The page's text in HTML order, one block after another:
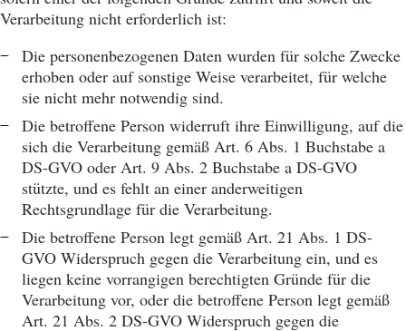
Verarbeitung nicht erforderlich ist:
Die personenbezogenen Daten wurden für solche Zwecke
erhoben oder auf sonstige Weise verarbeitet, für welche
sie nicht mehr notwendig sind.
Die betroffene Person widerruft ihre Einwilligung, auf die
sich die Verarbeitung gemäß Art. 6 Abs. 1 Buchstabe a
DS-GVO oder Art. 9 Abs. 2 Buchstabe a DS-GVO
stützte, und es fehlt an einer anderweitigen
Rechtsgrundlage für die Verarbeitung.
Die betroffene Person legt gemäß Art. 21 Abs. 1 DS-
GVO Widerspruch gegen die Verarbeitung ein, und es
liegen keine vorrangigen berechtigten Gründe für die
Verarbeitung vor, oder die betroffene Person legt gemäß
Art. 21 Abs. 2 DS-GVO Widerspruch gegen die